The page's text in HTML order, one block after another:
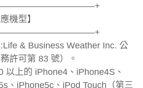
機型】
& Business Weather Inc. 公
許可第 83 號）。
以上的 iPhone4、iPhone4S、
、iPhone5c、iPod Touch（第三